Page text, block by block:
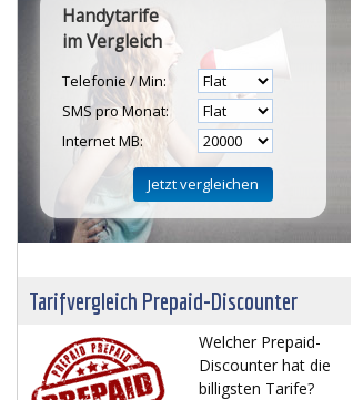
Handytarife
im Vergleich
Telefonie / Min:
SMS pro Monat:
Internet MB:
Tarifvergleich Prepaid-Discounter
Welcher Prepaid-
Discounter hat die
billigsten Tarife?